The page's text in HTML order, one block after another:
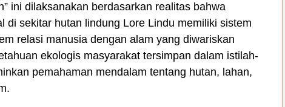
ini dilaksanakan berdasarkan realitas bahwa
di sekitar hutan lindung Lore Lindu memiliki sistem
relasi manusia dengan alam yang diwariskan
ekologis masyarakat tersimpan dalam istilah-
pemahaman mendalam tentang hutan, lahan,